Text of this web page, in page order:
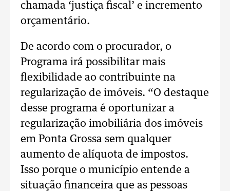
chamada ‘justiça fiscal’ e incremento
orçamentário.
De acordo com o procurador, o
Programa irá possibilitar mais
flexibilidade ao contribuinte na
regularização de imóveis. “O destaque
desse programa é oportunizar a
regularização imobiliária dos imóveis
em Ponta Grossa sem qualquer
aumento de alíquota de impostos.
Isso porque o município entende a
situação financeira que as pessoas